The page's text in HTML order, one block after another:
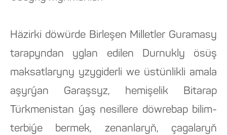
Häzirki döwürde Birleşen Milletler Guramasy
tarapyndan yglan edilen Durnukly ösüş
maksatlaryny yzygiderli we üstünlikli amala
aşyrýan Garaşsyz, hemişelik Bitarap
Türkmenistan ýaş nesillere döwrebap bilim-
terbiýe bermek, zenanlaryň, çagalaryň